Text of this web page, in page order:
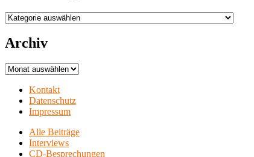
Aufführungsorte
Archiv
Archiv
Kontakt
Datenschutz
Impressum
Alle Beiträge
Interviews
CD-Besprechungen